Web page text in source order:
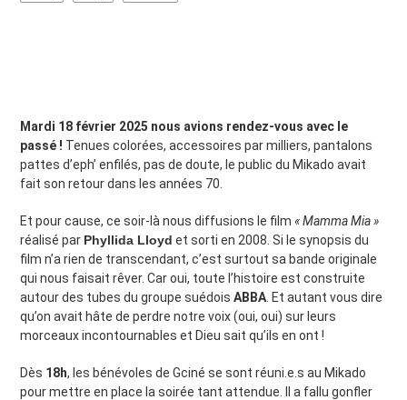
Mardi 18 février 2025 nous avions rendez-vous avec le
passé ! Tenues colorées, accessoires par milliers, pantalons
pattes d’eph’ enfilés, pas de doute, le public du Mikado avait
fait son retour dans les années 70.
Et pour cause, ce soir-là nous diffusions le film« Mamma Mia »
réalisé par Phyllida Lloyd et sorti en 2008. Si le synopsis du
film n’a rien de transcendant, c’est surtout sa bande originale
qui nous faisait rêver. Car oui, toute l’histoire est construite
autour des tubes du groupe suédoisABBA . Et autant vous dire
qu’on avait hâte de perdre notre voix (oui, oui) sur leurs
morceaux incontournables et Dieu sait qu’ils en ont !
Dès 18h, les bénévoles de Gciné se sont réuni.e.s au Mikado
pour mettre en place la soirée tant attendue. Il a fallu gonfler